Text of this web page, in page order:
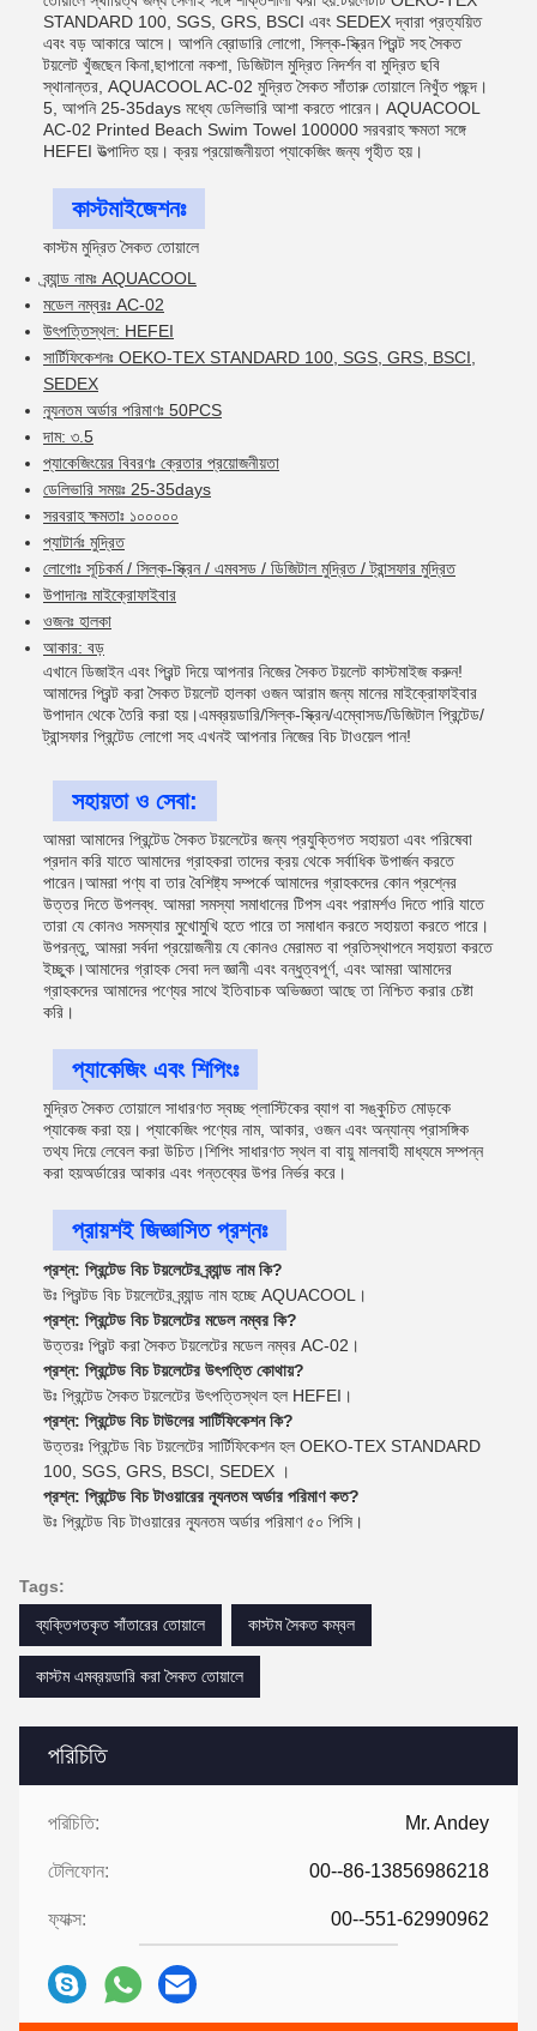
পরিচিতি
পরিচিতি: Mr. Andey
টেলিফোন: 00--86-13856986218
ফ্যাক্স: 00--551-62990962
STANDARD 100, SGS, GRS, BSCI এবং SEDEX দ্বারা প্রত্যয়িত
এবং বড় আকারে আসে। আপনি ব্রোডারি লোগো, সিল্ক-স্ক্রিন প্রিন্ট সহ সৈকত
টয়লেট খুঁজছেন কিনা,ছাপানো নকশা, ডিজিটাল মুদ্রিত নিদর্শন বা মুদ্রিত ছবি
স্থানান্তর, AQUACOOL AC-02 মুদ্রিত সৈকত সাঁতারু তোয়ালে নিখুঁত পছন্দ।
5, আপনি 25-35days মধ্যে ডেলিভারি আশা করতে পারেন। AQUACOOL
AC-02 Printed Beach Swim Towel 100000 সরবরাহ ক্ষমতা সঙ্গে
HEFEI উত্পাদিত হয়। ক্রয় প্রয়োজনীয়তা প্যাকেজিং জন্য গৃহীত হয়।
কাস্টমাইজেশনঃ
কাস্টম মুদ্রিত সৈকত তোয়ালে
ব্র্যান্ড নামঃ AQUACOOL
মডেল নম্বরঃ AC-02
উৎপত্তিস্থল: HEFEI
সার্টিফিকেশনঃ OEKO-TEX STANDARD 100, SGS, GRS, BSCI,
SEDEX
ন্যূনতম অর্ডার পরিমাণঃ 50PCS
দাম: ৩.5
প্যাকেজিংয়ের বিবরণঃ ক্রেতার প্রয়োজনীয়তা
ডেলিভারি সময়ঃ 25-35days
সরবরাহ ক্ষমতাঃ ১০০০০০
প্যাটার্নঃ মুদ্রিত
লোগোঃ সূচিকর্ম / সিল্ক-স্ক্রিন / এমবসড / ডিজিটাল মুদ্রিত / ট্রান্সফার মুদ্রিত
উপাদানঃ মাইক্রোফাইবার
ওজনঃ হালকা
আকার: বড়
এখানে ডিজাইন এবং প্রিন্ট দিয়ে আপনার নিজের সৈকত টয়লেট কাস্টমাইজ করুন!
আমাদের প্রিন্ট করা সৈকত টয়লেট হালকা ওজন আরাম জন্য মানের মাইক্রোফাইবার
উপাদান থেকে তৈরি করা হয়।এমব্রয়ডারি/সিল্ক-স্ক্রিন/এম্বোসড/ডিজিটাল প্রিন্টেড/
ট্রান্সফার প্রিন্টেড লোগো সহ এখনই আপনার নিজের বিচ টাওয়েল পান!
সহায়তা ও সেবা:
আমরা আমাদের প্রিন্টেড সৈকত টয়লেটের জন্য প্রযুক্তিগত সহায়তা এবং পরিষেবা
প্রদান করি যাতে আমাদের গ্রাহকরা তাদের ক্রয় থেকে সর্বাধিক উপার্জন করতে
পারেন।আমরা পণ্য বা তার বৈশিষ্ট্য সম্পর্কে আমাদের গ্রাহকদের কোন প্রশ্নের
উত্তর দিতে উপলব্ধ. আমরা সমস্যা সমাধানের টিপস এবং পরামর্শও দিতে পারি যাতে
তারা যে কোনও সমস্যার মুখোমুখি হতে পারে তা সমাধান করতে সহায়তা করতে পারে।
উপরন্তু, আমরা সর্বদা প্রয়োজনীয় যে কোনও মেরামত বা প্রতিস্থাপনে সহায়তা করতে
ইচ্ছুক।আমাদের গ্রাহক সেবা দল জ্ঞানী এবং বন্ধুত্বপূর্ণ, এবং আমরা আমাদের
গ্রাহকদের আমাদের পণ্যের সাথে ইতিবাচক অভিজ্ঞতা আছে তা নিশ্চিত করার চেষ্টা
করি।
প্যাকেজিং এবং শিপিংঃ
মুদ্রিত সৈকত তোয়ালে সাধারণত স্বচ্ছ প্লাস্টিকের ব্যাগ বা সঙ্কুচিত মোড়কে
প্যাকেজ করা হয়। প্যাকেজিং পণ্যের নাম, আকার, ওজন এবং অন্যান্য প্রাসঙ্গিক
তথ্য দিয়ে লেবেল করা উচিত।শিপিং সাধারণত স্থল বা বায়ু মালবাহী মাধ্যমে সম্পন্ন
করা হয়অর্ডারের আকার এবং গন্তব্যের উপর নির্ভর করে।
প্রায়শই জিজ্ঞাসিত প্রশ্নঃ
প্রশ্ন: প্রিন্টেড বিচ টয়লেটের ব্র্যান্ড নাম কি?
উঃ প্রিন্টড বিচ টয়লেটের ব্র্যান্ড নাম হচ্ছে AQUACOOL।
প্রশ্ন: প্রিন্টেড বিচ টয়লেটের মডেল নম্বর কি?
উত্তরঃ প্রিন্ট করা সৈকত টয়লেটের মডেল নম্বর AC-02।
প্রশ্ন: প্রিন্টেড বিচ টয়লেটের উৎপত্তি কোথায়?
উঃ প্রিন্টেড সৈকত টয়লেটের উৎপত্তিস্থল হল HEFEI।
প্রশ্ন: প্রিন্টেড বিচ টাউলের সার্টিফিকেশন কি?
উত্তরঃ প্রিন্টেড বিচ টয়লেটের সার্টিফিকেশন হল OEKO-TEX STANDARD
100, SGS, GRS, BSCI, SEDEX ।
প্রশ্ন: প্রিন্টেড বিচ টাওয়ারের ন্যূনতম অর্ডার পরিমাণ কত?
উঃ প্রিন্টেড বিচ টাওয়ারের ন্যূনতম অর্ডার পরিমাণ ৫০ পিসি।
Tags:
ব্যক্তিগতকৃত সাঁতারের তোয়ালে
কাস্টম সৈকত কম্বল
কাস্টম এমব্রয়ডারি করা সৈকত তোয়ালে